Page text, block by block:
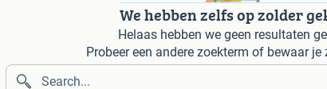
We hebben zelfs op zolder
Helaas hebben we geen resultaten
Probeer een andere zoekterm of bewaar je